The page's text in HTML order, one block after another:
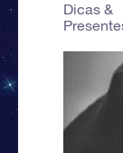
Dicas &